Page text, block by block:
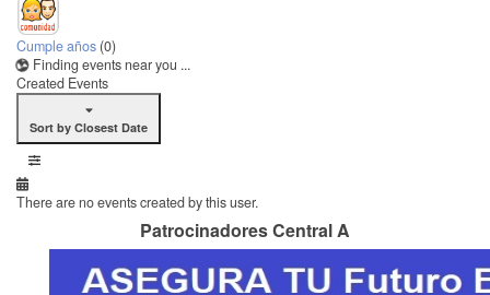
Cumple años (0)
Finding events near you ...
Created Events
Sort by Closest Date
There are no events created by this user.
Patrocinadores Central A